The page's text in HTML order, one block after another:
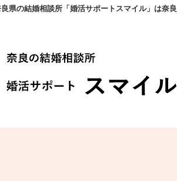
県の結婚相談所「婚活サポートスマイル」は奈